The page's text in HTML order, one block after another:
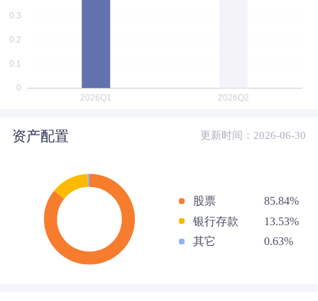
资产配置 更新时间：2026-06-30
股票
85.84%
银行存款
13.53%
其它
0.63%